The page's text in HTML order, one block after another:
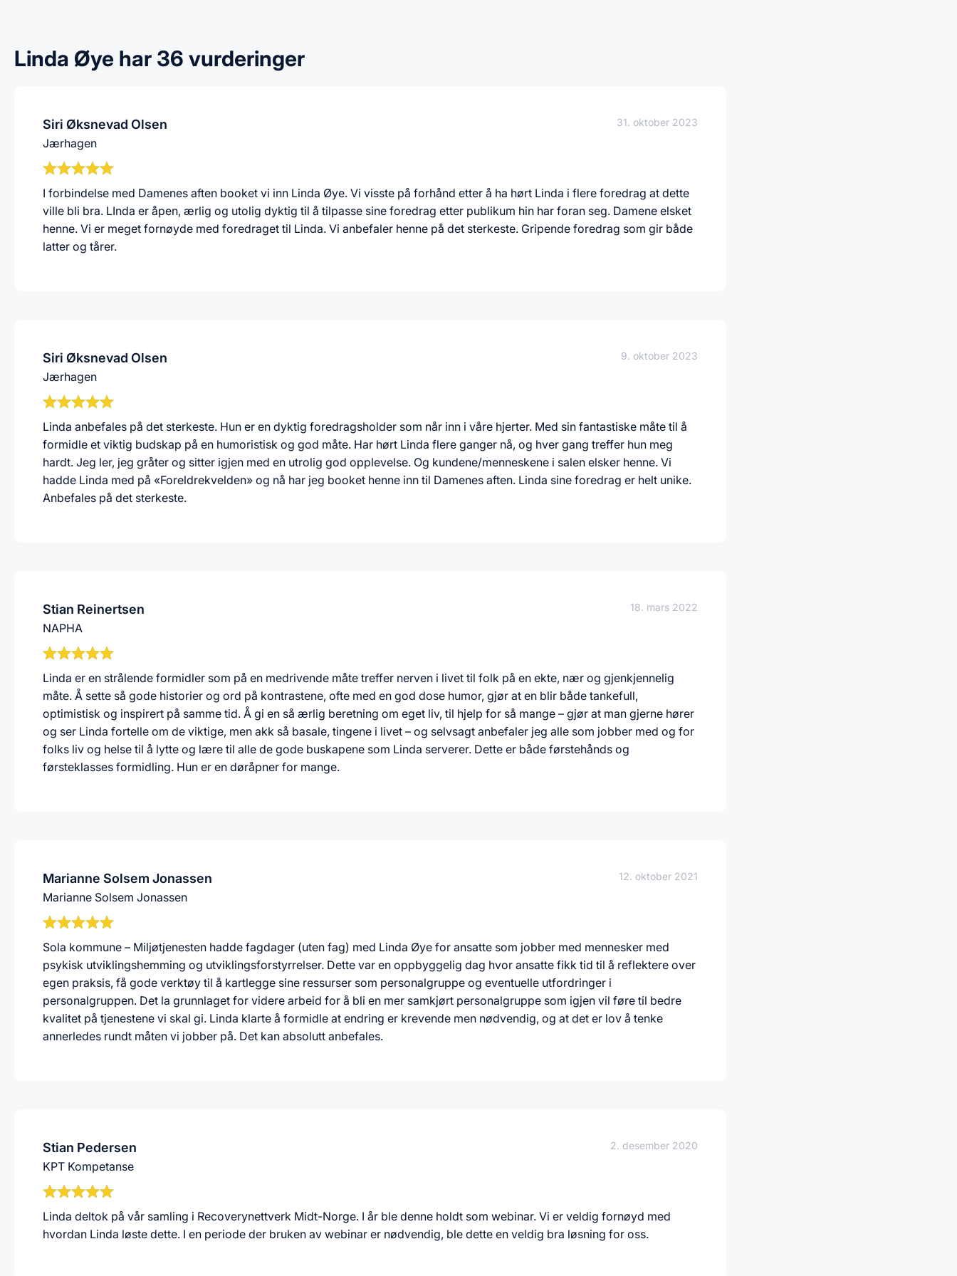
Linda Øye har 36 vurderinger
Siri Øksnevad Olsen 31. oktober 2023
Jærhagen
I forbindelse med Damenes aften booket vi inn Linda Øye. Vi visste på forhånd etter å ha hørt Linda i flere foredrag at dette
ville bli bra. LInda er åpen, ærlig og utolig dyktig til å tilpasse sine foredrag etter publikum hin har foran seg. Damene elsket
henne. Vi er meget fornøyde med foredraget til Linda. Vi anbefaler henne på det sterkeste. Gripende foredrag som gir både
latter og tårer.
Siri Øksnevad Olsen 9. oktober 2023
Jærhagen
Linda anbefales på det sterkeste. Hun er en dyktig foredragsholder som når inn i våre hjerter. Med sin fantastiske måte til å
formidle et viktig budskap på en humoristisk og god måte. Har hørt Linda flere ganger nå, og hver gang treffer hun meg
hardt. Jeg ler, jeg gråter og sitter igjen med en utrolig god opplevelse. Og kundene/menneskene i salen elsker henne. Vi
hadde Linda med på «Foreldrekvelden» og nå har jeg booket henne inn til Damenes aften. Linda sine foredrag er helt unike.
Anbefales på det sterkeste.
Stian Reinertsen 18. mars 2022
NAPHA
Linda er en strålende formidler som på en medrivende måte treffer nerven i livet til folk på en ekte, nær og gjenkjennelig
måte. Å sette så gode historier og ord på kontrastene, ofte med en god dose humor, gjør at en blir både tankefull,
optimistisk og inspirert på samme tid. Å gi en så ærlig beretning om eget liv, til hjelp for så mange – gjør at man gjerne hører
og ser Linda fortelle om de viktige, men akk så basale, tingene i livet – og selvsagt anbefaler jeg alle som jobber med og for
folks liv og helse til å lytte og lære til alle de gode buskapene som Linda serverer. Dette er både førstehånds og
førsteklasses formidling. Hun er en døråpner for mange.
Marianne Solsem Jonassen 12. oktober 2021
Marianne Solsem Jonassen
Sola kommune – Miljøtjenesten hadde fagdager (uten fag) med Linda Øye for ansatte som jobber med mennesker med
psykisk utviklingshemming og utviklingsforstyrrelser. Dette var en oppbyggelig dag hvor ansatte fikk tid til å reflektere over
egen praksis, få gode verktøy til å kartlegge sine ressurser som personalgruppe og eventuelle utfordringer i
personalgruppen. Det la grunnlaget for videre arbeid for å bli en mer samkjørt personalgruppe som igjen vil føre til bedre
kvalitet på tjenestene vi skal gi. Linda klarte å formidle at endring er krevende men nødvendig, og at det er lov å tenke
annerledes rundt måten vi jobber på. Det kan absolutt anbefales.
Stian Pedersen 2. desember 2020
KPT Kompetanse
Linda deltok på vår samling i Recoverynettverk Midt-Norge. I år ble denne holdt som webinar. Vi er veldig fornøyd med
hvordan Linda løste dette. I en periode der bruken av webinar er nødvendig, ble dette en veldig bra løsning for oss.